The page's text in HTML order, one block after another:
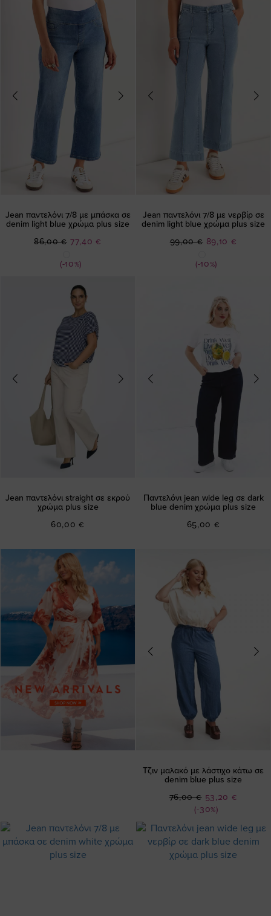
Jean παντελόνι 7/8 με μπάσκα σε
denim light blue χρώμα plus size
(-10%)
Ειδική
77,40 €
86,00 €
Jean παντελόνι 7/8 με νερβίρ σε
denim light blue χρώμα plus size
(-10%)
Ειδική
89,10 €
99,00 €
Jean παντελόνι straight σε εκρού
χρώμα plus size
60,00 €
Παντελόνι jean wide leg σε dark
blue denim χρώμα plus size
65,00 €
Τζιν μαλακό με λάστιχο κάτω σε
denim blue plus size
(-30%)
Ειδική
Τιμή
53,20 €
76,00 €